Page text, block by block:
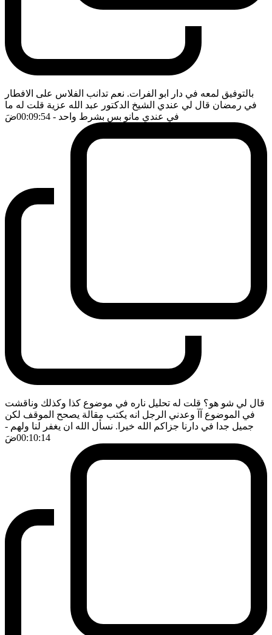
بالتوفيق لمعه في دار ابو الفرات. نعم تدانب الفلاس على الافطار
في رمضان قال لي عندي الشيخ الدكتور عبد الله عزية قلت له ما
في عندي مانو بس بشرط واحد - 00:09:54 ضَ
قال لي شو هو؟ قلت له تحليل ناره في موضوع كذا وكذلك وناقشت
في الموضوع آآ وعدني الرجل انه يكتب مقالة يصحح الموقف لكن
جميل جدا في دارنا جزاكم الله خيرا. نسأل الله ان يغفر لنا ولهم -
00:10:14ضَ